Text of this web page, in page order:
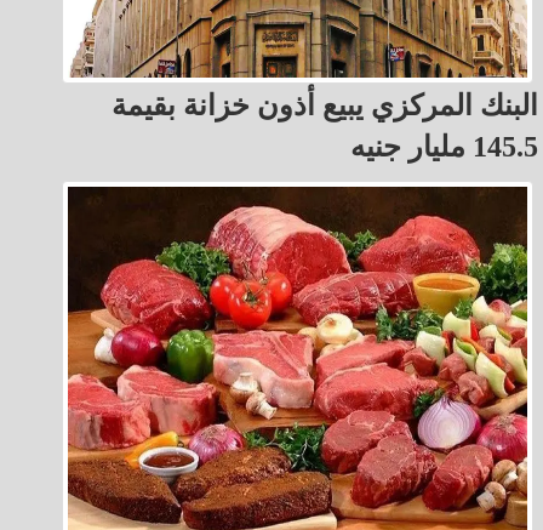
البنك المركزي يبيع أذون خزانة بقيمة
145.5 مليار جنيه